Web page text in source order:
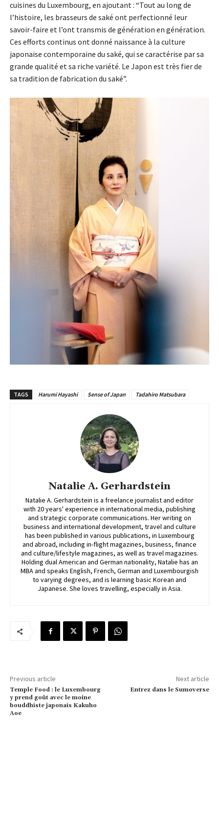
cuisines du Luxembourg, en ajoutant : “Tout au long de
l’histoire, les brasseurs de saké ont perfectionné leur
savoir-faire et l’ont transmis de génération en génération.
Ces efforts continus ont donné naissance à la culture
japonaise contemporaine du saké, qui se caractérise par sa
grande qualité et sa riche variété. Le Japon est très fier de
sa tradition de fabrication du saké”.
TAGS Harumi Hayashi Sense of Japan Tadahiro Matsubara
Natalie A. Gerhardstein
Natalie A. Gerhardstein is a freelance journalist and editor
with 20 years' experience in international media, publishing
and strategic corporate communications. Her writing on
business and international development, travel and culture
has been published in various publications, in Luxembourg
and abroad, including in-flight magazines, business, finance
and culture/lifestyle magazines, as well as travel magazines.
Holding dual American and German nationality, Natalie has an
MBA and speaks English, French, German and Luxembourgish
to varying degrees, and is learning basic Korean and
Japanese. She loves travelling, especially in Asia.
Previous article
Temple Food : le Luxembourg
y prend goût avec le moine
bouddhiste japonais Kakuho
Aoe
Next article
Entrez dans le Sumoverse